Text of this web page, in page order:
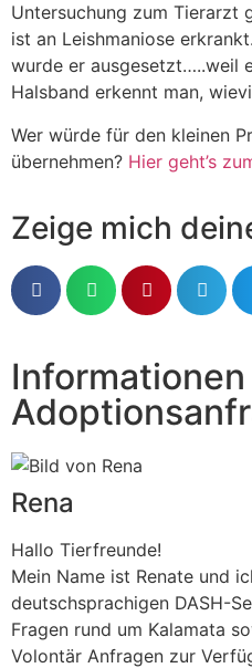
Untersuchung zum Tierarzt
ist an Leishmaniose
wurde er ausgesetzt…..weil
Halsband erkennt man,
Wer würde für den kleinen
übernehmen? Hier geht’s
Zeige mich
Rena
Hallo Tierfreunde!
Mein Name ist Renate und
deutschsprachigen DASH-
Fragen rund um Kalamata
Volontär Anfragen zur